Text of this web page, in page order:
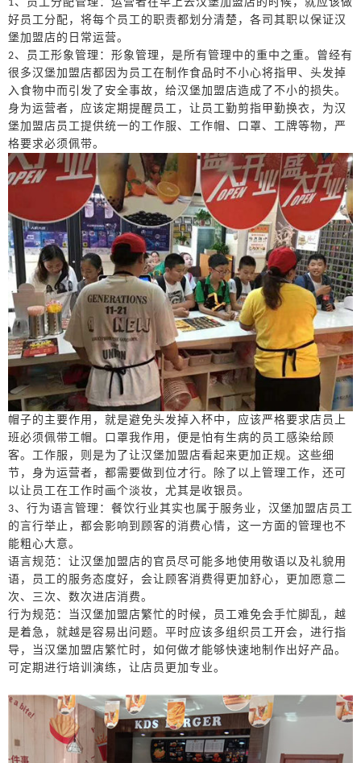
1
好员工分配，将每个员工的职责都划分清楚，各司其职以保证汉
堡加盟店的日常运营。
2、员工形象管理：形象管理，是所有管理中的重中之重。曾经有
很多汉堡加盟店都因为员工在制作食品 时不小心将指甲、头发掉
入 食物中 而引发了安全事故，给汉堡加盟店造成了不小的损失。
身为运营者，应该定期提醒员工，让员工勤剪指甲勤换衣，为汉
堡加盟店员工提供统一的工作服、工作帽、口罩、工牌等物，严
格要求必须佩带。
帽子的主要作用，就是避免头发掉入杯中，应该严格要求店员上
班必须佩带工帽。口罩我作用，便是怕有生病的员工感染给顾
客。工作服，则是为了让汉堡加盟店看起来更加正规。这些细
节，身为运营者，都需要做到位才行。除了以上管理工作，还可
以让员工在工作时画个淡妆，尤其是收银员。
3、行为语言管理： 餐饮行业其实也属于服务业， 汉堡加盟店员工
的言行举止，都会影响到顾客的消费心情，这一方面的管理也不
能粗心大意。
语言规范：让汉堡加盟店的官员尽可能多地使用敬语以及礼貌用
语，员工的服务态度好，会让顾客消费得更加舒心，更加愿意二
次、三次、数次进店消费。
行为规范：当汉堡加盟店繁忙的时候，员工难免会手忙脚乱，越
是着急，就越是容易出问题。平时应该多组织员工开会，进行指
导，当汉堡加盟店繁忙时，如何做才能够快速地制作出好产品。
可定期进行培训演练，让店员更加专业。